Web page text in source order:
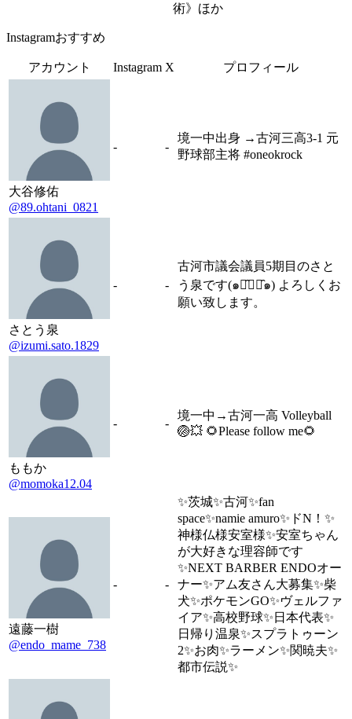
術》ほか
Instagramおすすめ
アカウント Instagram X プロフィール
大谷修佑
@89.ohtani_0821
- -
境一中出身 →古河三高3-1 元
野球部主将 #oneokrock
さとう泉
@izumi.sato.1829
- -
古河市議会議員5期目のさと
う泉です(๑･̑◡･̑๑) よろしくお
願い致します。
ももか
@momoka12.04
- -
境一中→古河一高 Volleyball
🏐💥 🌻Please follow me🌻
遠藤一樹
@endo_mame_738
- -
✨茨城✨古河✨fan
space✨namie amuro✨ドN！✨
神様仏様安室様✨安室ちゃん
が大好きな理容師です
✨NEXT BARBER ENDOオー
ナー✨アム友さん大募集✨柴
犬✨ポケモンGO✨ヴェルファ
イア✨高校野球✨日本代表✨
日帰り温泉✨スプラトゥーン
2✨お肉✨ラーメン✨関暁夫✨
都市伝説✨